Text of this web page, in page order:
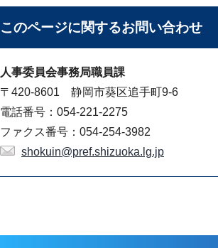
このページに関するお問い合わせ
人事委員会事務局職員課
〒420-8601 静岡市葵区追手町9-6
電話番号：054-221-2275
ファクス番号：054-254-3982
shokuin@pref.shizuoka.lg.jp